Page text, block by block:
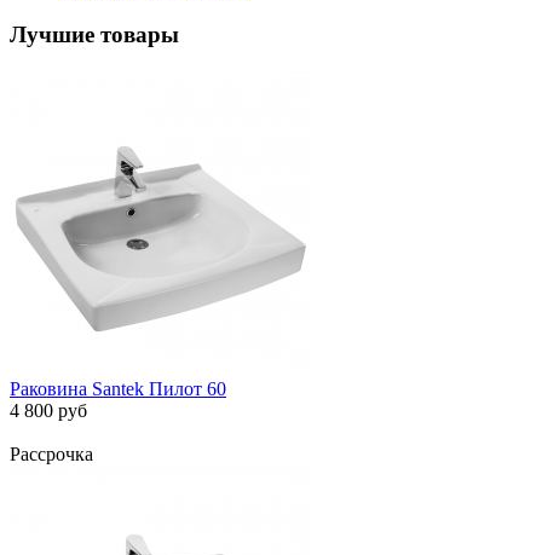
Лучшие товары
Раковина Santek Пилот 60
4 800 руб
Рассрочка